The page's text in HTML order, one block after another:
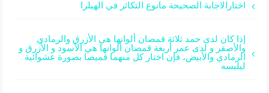
اختارالاجابة الصحيحة مانوع التكاثر في الهيلرا
إذا كان لدى حمد ثلاثة قمصان ألوانها هي الأزرق والرمادي
والأصفر و لدى عمر أربعة قمصان ألوانها هي الأسود و الأزرق و
الرمادي والأبيض، فإن اختار كل منهما قميصا بصورة عشوائية
ليلبسه